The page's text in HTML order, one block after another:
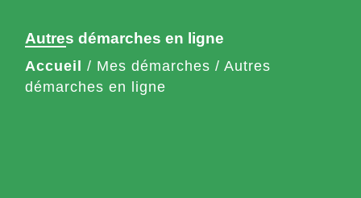
Autres démarches en ligne
Accueil / Mes démarches / Autres
démarches en ligne